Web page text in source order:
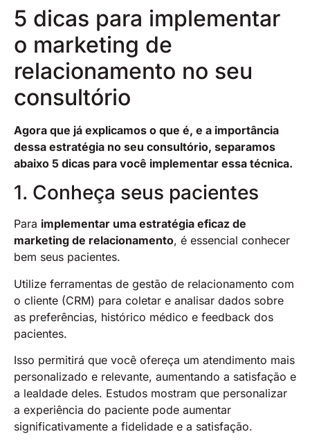
5 dicas para implementar
o marketing de
relacionamento no seu
consultório
Agora que já explicamos o que é, e a importância
dessa estratégia no seu consultório, separamos
abaixo 5 dicas para você implementar essa técnica.
1. Conheça seus pacientes
Para implementar uma estratégia eficaz de
marketing de relacionamento, é essencial conhecer
bem seus pacientes.
Utilize ferramentas de gestão de relacionamento com
o cliente (CRM) para coletar e analisar dados sobre
as preferências, histórico médico e feedback dos
pacientes.
Isso permitirá que você ofereça um atendimento mais
personalizado e relevante, aumentando a satisfação e
a lealdade deles. Estudos mostram que personalizar
a experiência do paciente pode aumentar
significativamente a fidelidade e a satisfação​​.